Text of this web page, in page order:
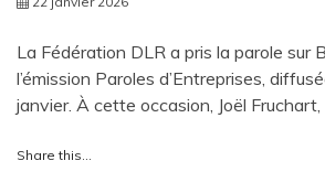
La Fédération DLR a pris la parole sur
l’émission Paroles d’Entreprises,
janvier. À cette occasion, Joël Fruchart,
Share this...